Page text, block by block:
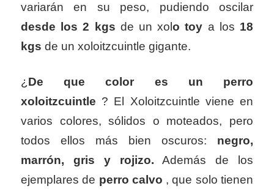
variarán en su peso, pudiendo oscilar
desde los 2 kgs de un xolo toy a los 18
kgs de un xoloitzcuintle gigante.
¿ De que color es un perro
xoloitzcuintle ? El Xoloitzcuintle viene en
varios colores, sólidos o moteados, pero
todos ellos más bien oscuros: negro,
marrón, gris y rojizo. Además de los
ejemplares de perro calvo , que solo tienen